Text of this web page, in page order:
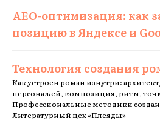
AEO-оптимизация: как
позицию в Яндексе и
Технология создания
Как устроен роман изнутри:
персонажей, композиция, ритм,
Профессиональные методики
Литературный цех «Плеяды»